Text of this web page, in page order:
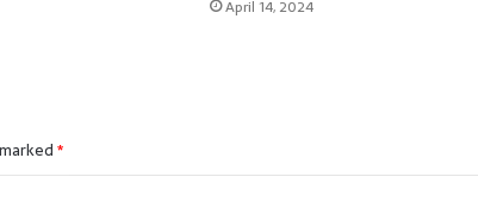
April 14, 2024
*